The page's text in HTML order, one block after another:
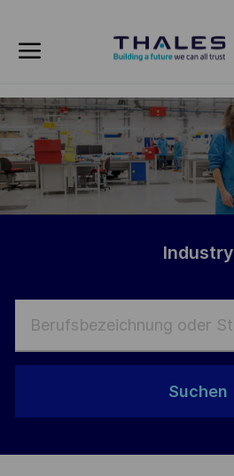
-
-
Industry
Suchen